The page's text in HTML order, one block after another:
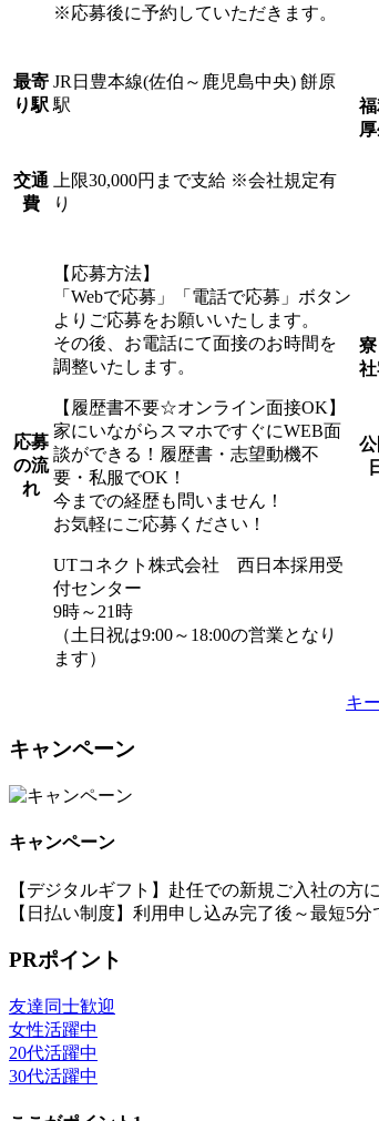
※応募後に予約していただきます。
最寄
り駅
JR日豊本線(佐伯～鹿児島中央) 餅原
駅
交通
費
上限30,000円まで支給 ※会社規定有
り
応募
の流
れ
【応募方法】
「Webで応募」「電話で応募」ボタン
よりご応募をお願いいたします。
その後、お電話にて面接のお時間を
調整いたします。
【履歴書不要☆オンライン面接OK】
家にいながらスマホですぐにWEB面
談ができる！履歴書・志望動機不
要・私服でOK！
今までの経歴も問いません！
お気軽にご応募ください！
UTコネクト株式会社 西日本採用受
付センター
9時～21時
（土日祝は9:00～18:00の営業となり
ます）
福
寮
公
キ
キャンペーン
キャンペーン
【デジタルギフト】赴任での新規ご入社の方
【日払い制度】利用申し込み完了後～最短5
PRポイント
友達同士歓迎
女性活躍中
20代活躍中
30代活躍中